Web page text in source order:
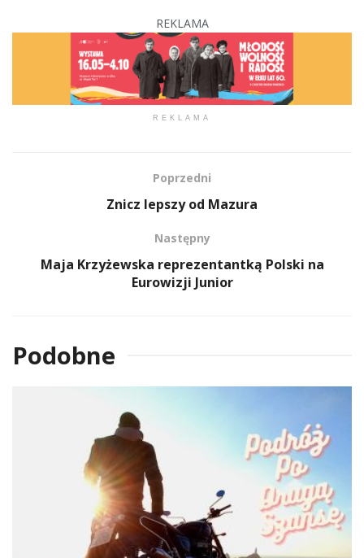
REKLAMA
REKLAMA
Poprzedni
Znicz lepszy od Mazura
Następny
Maja Krzyżewska reprezentantką Polski na
Eurowizji Junior
Podobne